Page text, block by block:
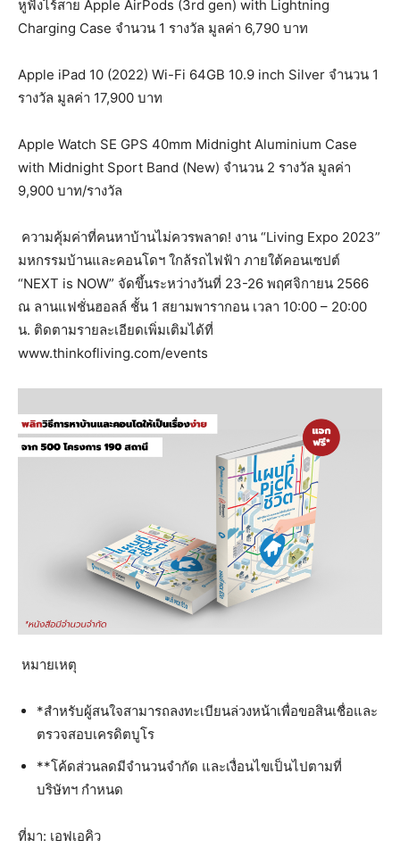
หูฟังไร้สาย Apple AirPods (3rd gen) with Lightning
Charging Case จำนวน 1 รางวัล มูลค่า 6,790 บาท
Apple iPad 10 (2022) Wi-Fi 64GB 10.9 inch Silver จำนวน 1
รางวัล มูลค่า 17,900 บาท
Apple Watch SE GPS 40mm Midnight Aluminium Case
with Midnight Sport Band (New) จำนวน 2 รางวัล มูลค่า
9,900 บาท/รางวัล
ความคุ้มค่าที่คนหาบ้านไม่ควรพลาด! งาน “Living Expo 2023”
มหกรรมบ้านและคอนโดฯ ใกล้รถไฟฟ้า ภายใต้คอนเซปต์
“NEXT is NOW” จัดขึ้นระหว่างวันที่ 23-26 พฤศจิกายน 2566
ณ ลานแฟชั่นฮอลล์ ชั้น 1 สยามพารากอน เวลา 10:00 – 20:00
น. ติดตามรายละเอียดเพิ่มเติมได้ที่
www.thinkofliving.com/events
หมายเหตุ
*สำหรับผู้สนใจสามารถลงทะเบียนล่วงหน้าเพื่อขอสินเชื่อและ
ตรวจสอบเครดิตบูโร
**โค้ดส่วนลดมีจำนวนจำกัด และเงื่อนไขเป็นไปตามที่
บริษัทฯ กำหนด
ที่มา: เอฟเอคิว